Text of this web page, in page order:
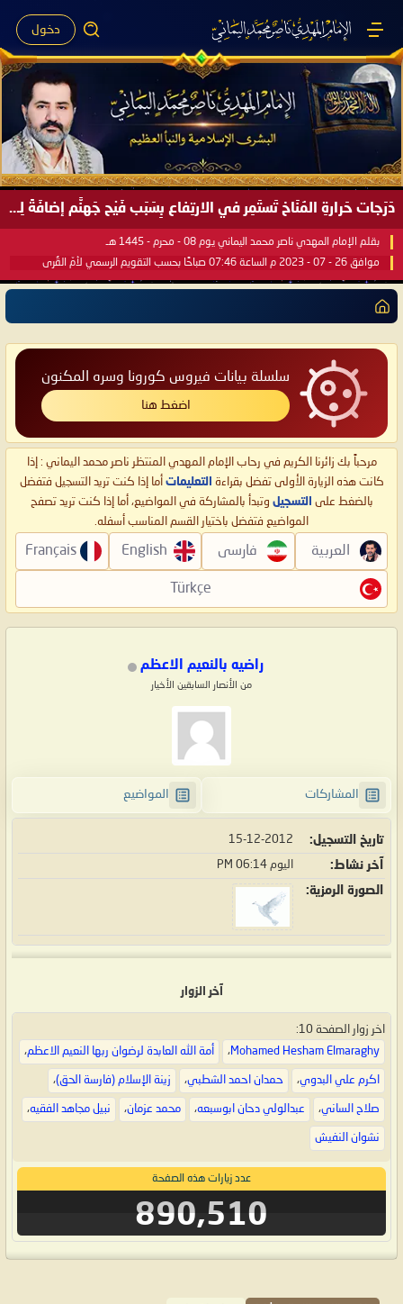
دخول
دَرَجات حَرارةِ المُنَاخ تَستَمِر في الارتِفاع بِسَبَب فَيْح جَهنَّم إضافَةً لِحرارةِ الشَّمس في مُحكَم القُرآن العَظيم ..
بقلم الإمام المهدي ناصر محمد اليماني يوم 08 - محرم - 1445 هـ
موافق 26 - 07 - 2023 م الساعة 07:46 صباحًا بحسب التقويم الرسمي لأمّ القُرى
سلسلة بيانات فيروس كورونا وسره المكنون
اضغط هنا
مرحباً بك زائرنا الكريم في رحاب الإمام المهدي المنتظر ناصر محمد اليماني : إذا
كانت هذه الزيارة الأولى تفضل بقراءة التعليمات أما إذا كنت تريد التسجيل فتفضل
بالضغط على التسجيل وتبدأ بالمشاركة في المواضيع، أما إذا كنت تريد تصفح
المواضيع فتفضل باختيار القسم المناسب أسفله.
العربية فارسی English
Français
Türkçe
راضيه بالنعيم الاعظم
من الأنصار السابقين الأخيار
المشاركات المواضيع
تاريخ التسجيل 15-12-2012
آخر نشاط اليوم 06:14 PM
الصورة الرمزية
آخر الزوار
اخر زوار الصفحة 10:
Mohamed Hesham Elmaraghy، أمة الله العابدة لرضوان ربها النعيم الاعظم،
اكرم علي البدوي، حمدان احمد الشطبي، زينة الإسلام (فارسة الحق)،
صلاح الساني، عبدالولي دحان ابوسبعه، محمد عزمان، نبيل مجاهد الفقيه،
نشوان النفيش
عدد زيارات هذه الصفحة
890,510